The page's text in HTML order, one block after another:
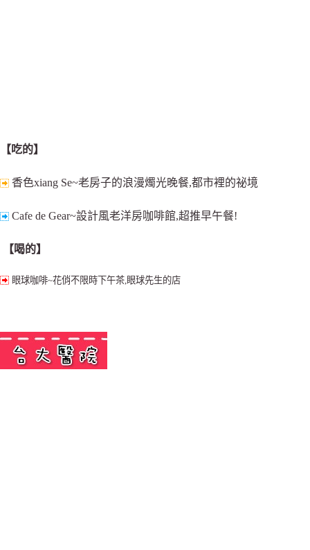
【吃的】
香色xiang Se~老房子的浪漫燭光晚餐,都市裡的祕境
Cafe de Gear~設計風老洋房咖啡館,超推早午餐!
【喝的】
眼球咖啡~花俏不限時下午茶,眼球先生的店